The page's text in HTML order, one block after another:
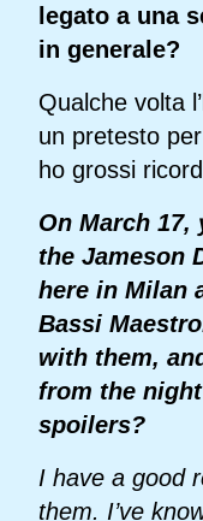
legato a una
in generale?
Qualche volta
un pretesto
ho grossi
On March
the Jameson
here in Milan
Bassi
with them,
from the
spoilers?
I have a good
them. I’ve